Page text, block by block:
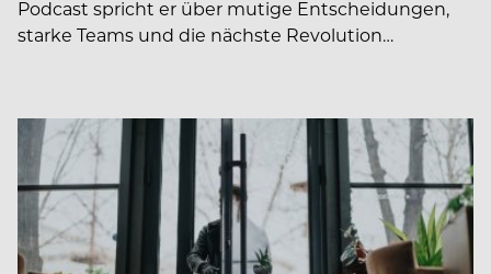
Podcast spricht er über mutige Entscheidungen,
starke Teams und die nächste Revolution…